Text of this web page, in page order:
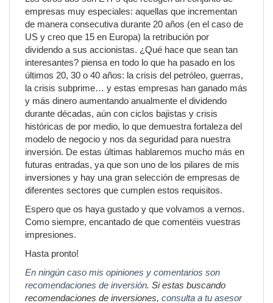
empresas muy especiales: aquellas que incrementan
de manera consecutiva durante 20 años (en el caso de
US y creo que 15 en Europa) la retribución por
dividendo a sus accionistas. ¿Qué hace que sean tan
interesantes? piensa en todo lo que ha pasado en los
últimos 20, 30 o 40 años: la crisis del petróleo, guerras,
la crisis subprime… y estas empresas han ganado más
y más dinero aumentando anualmente el dividendo
durante décadas, aún con ciclos bajistas y crisis
históricas de por medio, lo que demuestra fortaleza del
modelo de negocio y nos da seguridad para nuestra
inversión. De estas últimas hablaremos mucho más en
futuras entradas, ya que son uno de los pilares de mis
inversiones y hay una gran selección de empresas de
diferentes sectores que cumplen estos requisitos.
Espero que os haya gustado y que volvamos a vernos.
Como siempre, encantado de que comentéis vuestras
impresiones.
Hasta pronto!
En ningún caso mis opiniones y comentarios son
recomendaciones de inversión. Si estas buscando
recomendaciones de inversiones, consulta a tu asesor